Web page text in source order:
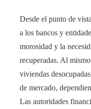
Desde el punto de
a los bancos y
morosidad y la
recuperadas. Al
viviendas
de mercado,
Las autoridades